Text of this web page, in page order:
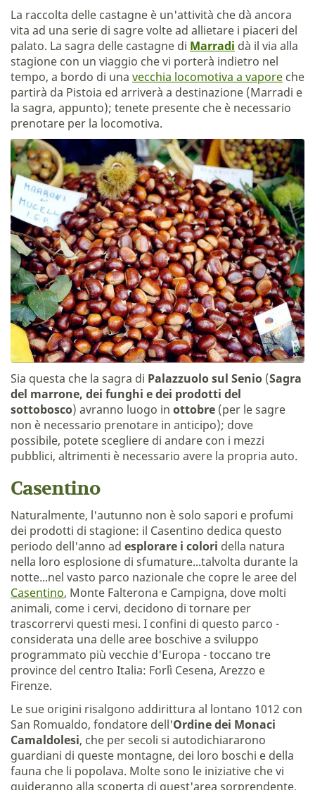
La raccolta delle castagne è un'attività che dà ancora
vita ad una serie di sagre volte ad allietare i piaceri del
palato. La sagra delle castagne di Marradi dà il via alla
stagione con un viaggio che vi porterà indietro nel
tempo, a bordo di una vecchia locomotiva a vapore che
partirà da Pistoia ed arriverà a destinazione (Marradi e
la sagra, appunto); tenete presente che è necessario
prenotare per la locomotiva.
Sia questa che la sagra di Palazzuolo sul Senio (Sagra
del marrone, dei funghi e dei prodotti del
sottobosco) avranno luogo in ottobre (per le sagre
non è necessario prenotare in anticipo); dove
possibile, potete scegliere di andare con i mezzi
pubblici, altrimenti è necessario avere la propria auto.
Casentino
Naturalmente, l'autunno non è solo sapori e profumi
dei prodotti di stagione: il Casentino dedica questo
periodo dell'anno ad esplorare i colori della natura
nella loro esplosione di sfumature...talvolta durante la
notte...nel vasto parco nazionale che copre le aree del
Casentino, Monte Falterona e Campigna, dove molti
animali, come i cervi, decidono di tornare per
trascorrervi questi mesi. I confini di questo parco -
considerata una delle aree boschive a sviluppo
programmato più vecchie d'Europa - toccano tre
province del centro Italia: Forlì Cesena, Arezzo e
Firenze.
Le sue origini risalgono addirittura al lontano 1012 con
San Romualdo, fondatore dell'Ordine dei Monaci
Camaldolesi, che per secoli si autodichiararono
guardiani di queste montagne, dei loro boschi e della
fauna che li popolava. Molte sono le iniziative che vi
guideranno alla scoperta di quest'area sorprendente.